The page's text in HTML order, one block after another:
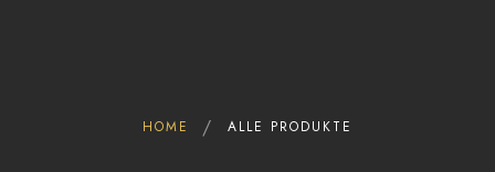
HOME ALLE PRODUKTE